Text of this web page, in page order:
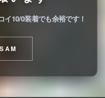
イ10/0装着でも余裕です！